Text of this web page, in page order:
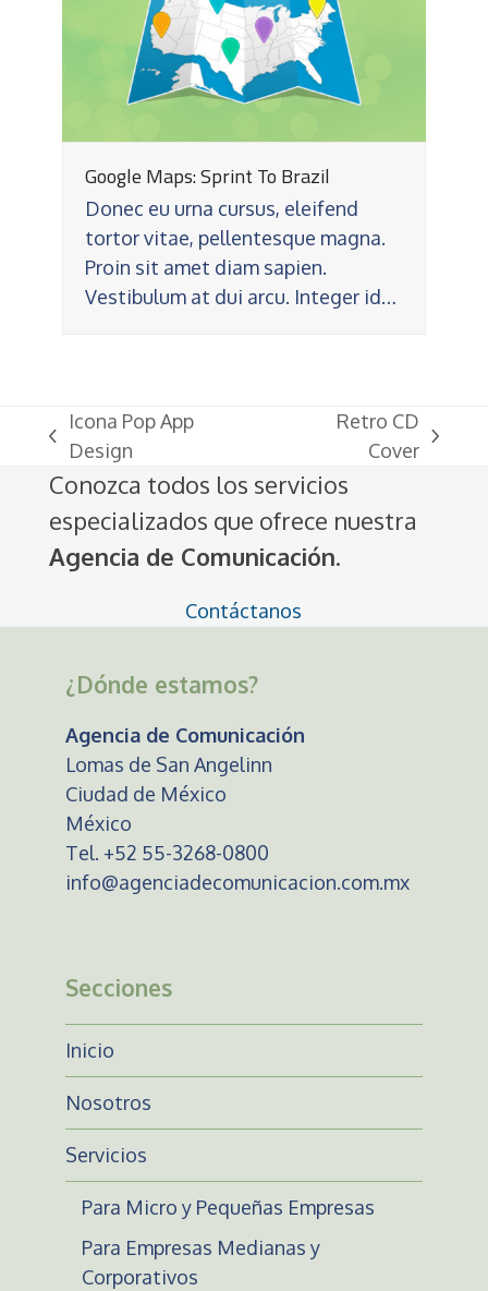
Google Maps: Sprint To Brazil
Donec eu urna cursus, eleifend
tortor vitae, pellentesque magna.
Proin sit amet diam sapien.
Vestibulum at dui arcu. Integer id…
previous
post:
Icona Pop App
Design
post:
Retro CD
Cover
Conozca todos los servicios
especializados que ofrece nuestra
Agencia de Comunicación.
Contáctanos
¿Dónde estamos?
Agencia de Comunicación
Lomas de San Angelinn
Ciudad de México
México
Tel. +52 55-3268-0800
info@agenciadecomunicacion.com.mx
Secciones
Inicio
Nosotros
Servicios
Para Micro y Pequeñas Empresas
Para Empresas Medianas y
Corporativos